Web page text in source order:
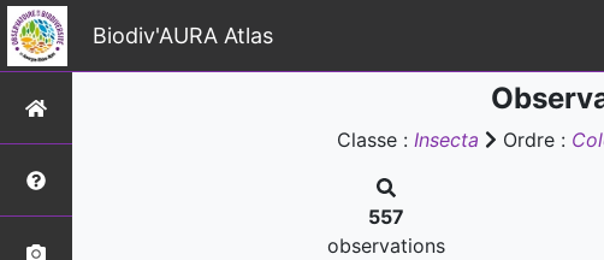
Biodiv'AURA Atlas
Classe : Insecta Ordre :
557
observations